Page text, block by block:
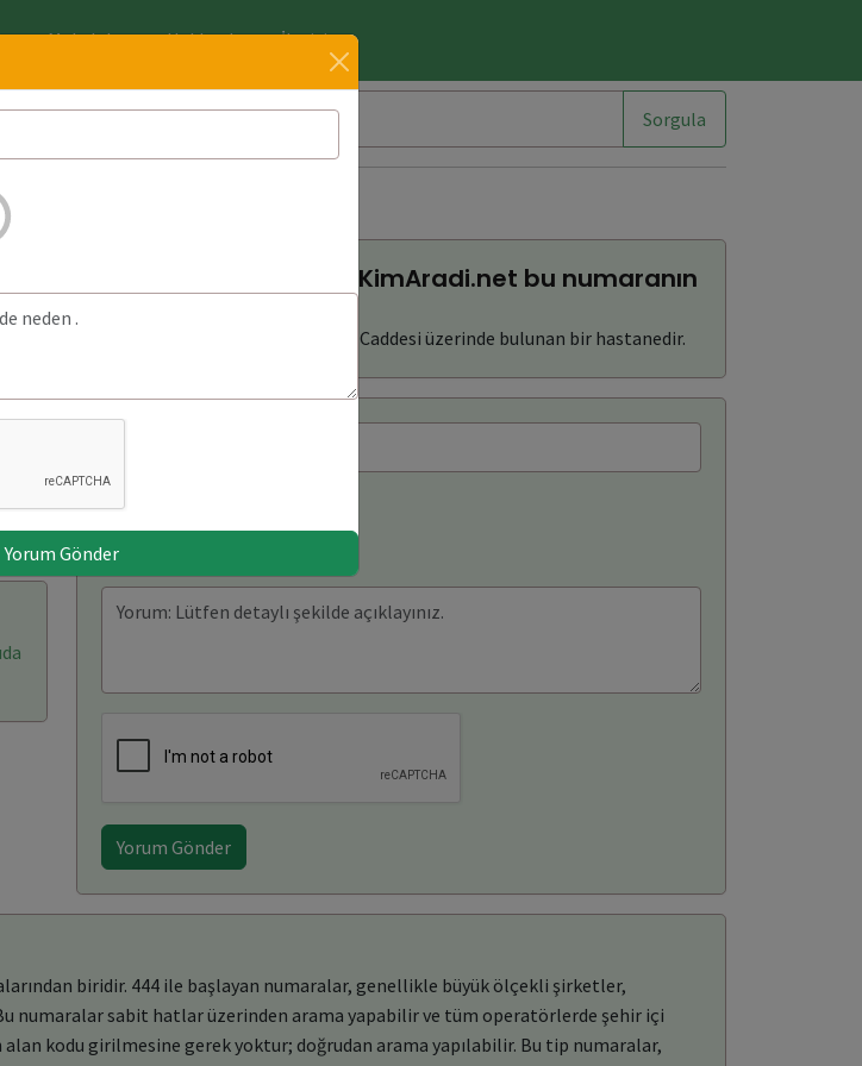
Makaleler Hakkında İletişim
Sorgula
4440600 Şüpheli mi?
Hastanesi adına kayıtlıdır. KimAradi.net bu numaranın
İstanbul'un Fatih ilçesinde, Vatan Caddesi üzerinde bulunan bir hastanedir.
Yorum Gönder
biridir. 444 ile başlayan numaralar, genellikle büyük ölçekli şirketler,
numaralar sabit hatlar üzerinden arama yapabilir ve tüm operatörlerde şehir içi
kodu girilmesine gerek yoktur; doğrudan arama yapılabilir. Bu tip numaralar,
Yorum Gönder